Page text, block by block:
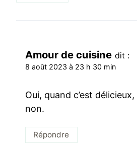
Amour de cuisine dit :
8 août 2023 à 23 h 30 min
Oui, quand c’est
non.
Répondre